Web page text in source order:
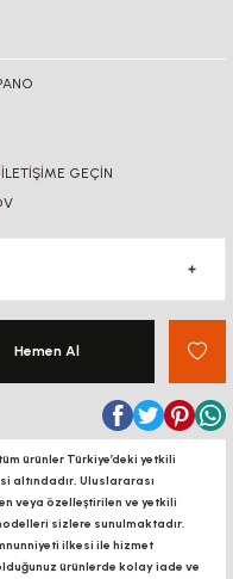
GEÇİN
Hemen Al
ürünler Türkiye’deki yetkili
altındadır, Uluslararası
veya özelleştirilen ve yetkili
sizlere sunulmaktadır.
ilkesi ile hizmet
ürünlerde kolay iade ve